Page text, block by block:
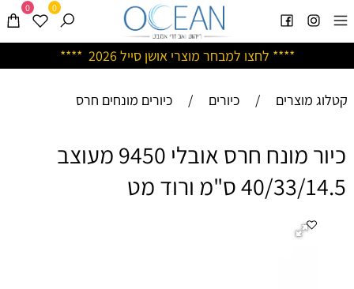
**** לחצו למבחר מוצרי אושן סייל 2026 ****
0 0
קטלוג מוצרים / כיורים / כיורים מונחים חרס
כיור מונח חרס אובלי 9450 מעוצב
40/33/14.5 ס"מ ורוד מט